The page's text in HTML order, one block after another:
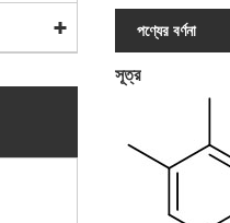
পণ্যের বর্ণনা
সূত্র